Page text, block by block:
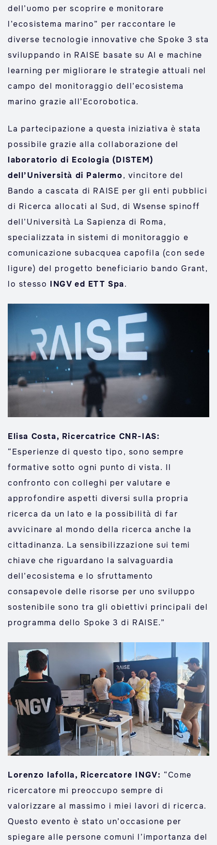
dell’uomo per scoprire e monitorare
l’ecosistema marino” per raccontare le
diverse tecnologie innovative che Spoke 3 sta
sviluppando in RAISE basate su AI e machine
learning per migliorare le strategie attuali nel
campo del monitoraggio dell’ecosistema
marino grazie all’Ecorobotica.
La partecipazione a questa iniziativa è stata
possibile grazie alla collaborazione del
laboratorio di Ecologia (DISTEM)
dell’Università di Palermo, vincitore del
Bando a cascata di RAISE per gli enti pubblici
di Ricerca allocati al Sud, di Wsense spinoff
dell’Università La Sapienza di Roma,
specializzata in sistemi di monitoraggio e
comunicazione subacquea capofila (con sede
ligure) del progetto beneficiario bando Grant,
lo stesso INGV ed ETT Spa.
Elisa Costa, Ricercatrice CNR-IAS:
“Esperienze di questo tipo, sono sempre
formative sotto ogni punto di vista. Il
confronto con colleghi per valutare e
approfondire aspetti diversi sulla propria
ricerca da un lato e la possibilità di far
avvicinare al mondo della ricerca anche la
cittadinanza. La sensibilizzazione sui temi
chiave che riguardano la salvaguardia
dell’ecosistema e lo sfruttamento
consapevole delle risorse per uno sviluppo
sostenibile sono tra gli obiettivi principali del
programma dello Spoke 3 di RAISE.”
Lorenzo Iafolla, Ricercatore INGV: “Come
ricercatore mi preoccupo sempre di
valorizzare al massimo i miei lavori di ricerca.
Questo evento è stato un’occasione per
spiegare alle persone comuni l’importanza del